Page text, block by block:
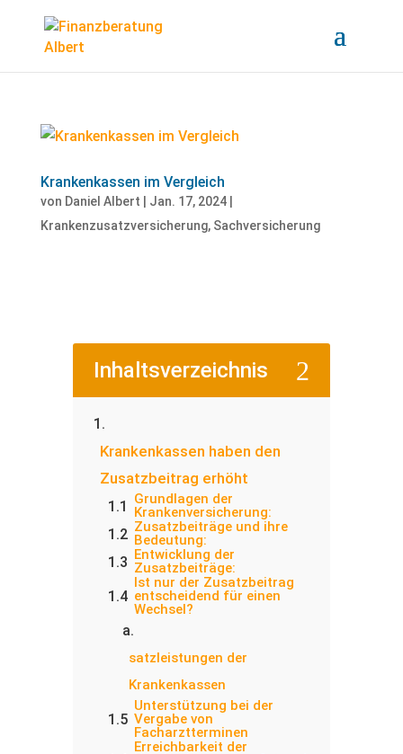
Krankenkassen im Vergleich
von Daniel Albert Jan. 17, 2024|
Krankenzusatzversicherung, Sachversicherung
Inhaltsverzeichnis 2
Krankenkassen haben den
Zusatzbeitrag erhöht
Grundlagen der
Krankenversicherung:
Zusatzbeiträge und ihre
Bedeutung:
Entwicklung der
Zusatzbeiträge:
Ist nur der Zusatzbeitrag
entscheidend für einen
Wechsel?
satzleistungen der
Krankenkassen
Unterstützung bei der
Vergabe von
Facharztterminen
Erreichbarkeit der